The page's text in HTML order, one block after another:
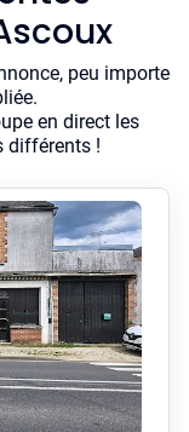
peu importe
en direct les
différents !